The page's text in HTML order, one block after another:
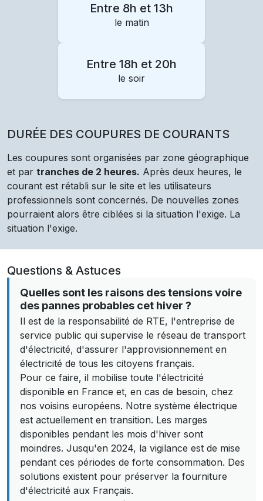
Entre 8h et 13h
le matin
Entre 18h et 20h
le soir
DURÉE DES COUPURES DE COURANTS
Les coupures sont organisées par zone géographique
et par tranches de 2 heures. Après deux heures, le
courant est rétabli sur le site et les utilisateurs
professionnels sont concernés. De nouvelles zones
pourraient alors être ciblées si la situation l'exige. La
situation l'exige.
Questions & Astuces
Quelles sont les raisons des tensions voire
des pannes probables cet hiver ?
Il est de la responsabilité de RTE, l'entreprise de
service public qui supervise le réseau de transport
d'électricité, d'assurer l'approvisionnement en
électricité de tous les citoyens français.
Pour ce faire, il mobilise toute l'électricité
disponible en France et, en cas de besoin, chez
nos voisins européens. Notre système électrique
est actuellement en transition. Les marges
disponibles pendant les mois d'hiver sont
moindres. Jusqu'en 2024, la vigilance est de mise
pendant ces périodes de forte consommation. Des
solutions existent pour préserver la fourniture
d'électricité aux Français.